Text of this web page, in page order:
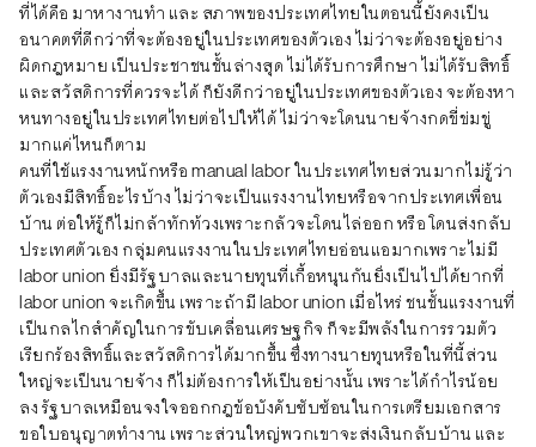
ที่ได้คือ มาหางานทำ และ สภาพของประเทศไทยในตอนนี้ยังคงเป็น
อนาคตที่ดีกว่าที่จะต้องอยู่ในประเทศของตัวเอง ไม่ว่าจะต้องอยู่อย่าง
ผิดกฎหมาย เป็นประชาชนชั้นล่างสุด ไม่ได้รับการศึกษา ไม่ได้รับสิทธิ์
และสวัสดิการที่ควรจะได้ ก็ยังดีกว่าอยู่ในประเทศของตัวเอง จะต้องหา
หนทางอยู่ในประเทศไทยต่อไปให้ได้ ไม่ว่าจะโดนนายจ้างกดขี่ข่มขู่
มากแค่ไหนก็ตาม
คนที่ใช้แรงงานหนักหรือ manual labor ในประเทศไทยส่วนมากไม่รู้ว่า
ตัวเองมีสิทธิ์อะไรบ้าง ไม่ว่าจะเป็นแรงงานไทยหรือจากประเทศเพื่อน
บ้าน ต่อให้รู้ก็ไม่กล้าทักท้วงเพราะกลัวจะโดนไล่ออก หรือ โดนส่งกลับ
ประเทศตัวเอง กลุ่มคนแรงงานในประเทศไทยอ่อนแอมากเพราะไม่มี
labor union ยิ่งมีรัฐบาลและนายทุนที่เกื้อหนุนกันยิ่งเป็นไปได้ยากที่
labor union จะเกิดขึ้น เพราะถ้ามี labor union เมื่อไหร่ ชนชั้นแรงงานที่
เป็นกลไกสำคัญในการขับเคลื่อนเศรษฐกิจ ก็จะมีพลังในการรวมตัว
เรียกร้องสิทธิ์และสวัสดิการได้มากขึ้น ซึ่งทางนายทุนหรือในที่นี้ส่วน
ใหญ่จะเป็นนายจ้าง ก็ไม่ต้องการให้เป็นอย่างนั้น เพราะได้กำไรน้อย
ลง รัฐบาลเหมือนจงใจออกกฎข้อบังคับซับซ้อนในการเตรียมเอกสาร
ขอใบอนุญาตทำงาน เพราะส่วนใหญ่พวกเขาจะส่งเงินกลับบ้าน และ